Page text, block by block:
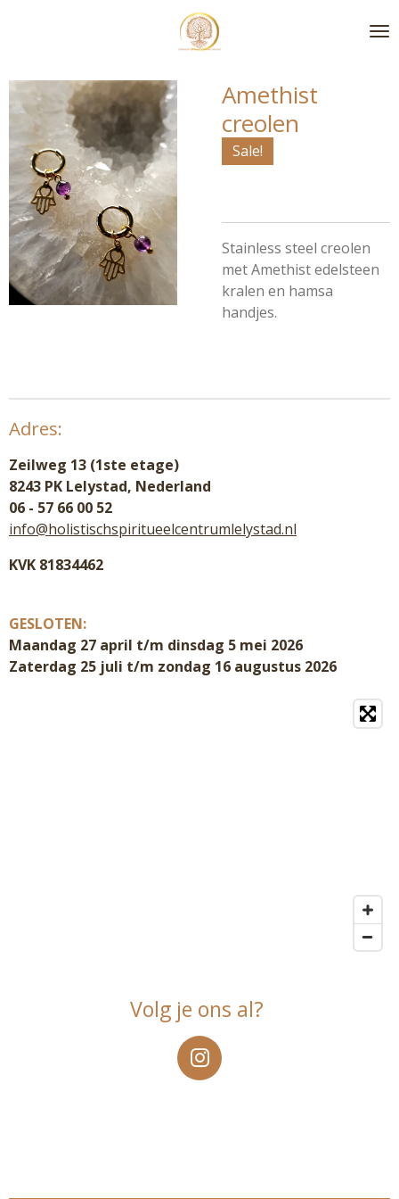
de
hoofdinhoud
Amethist
creolen
Sale!
Stainless steel creolen
met Amethist edelsteen
kralen en hamsa
handjes.
Adres:
Zeilweg 13 (1ste etage)
8243 PK Lelystad, Nederland
06 - 57 66 00 52
info@holistischspiritueelcentrumlelystad.nl
KVK 81834462
GESLOTEN:
Maandag 27 april t/m dinsdag 5 mei 2026
Zaterdag 25 juli t/m zondag 16 augustus 2026
Volg je ons al?
I
n